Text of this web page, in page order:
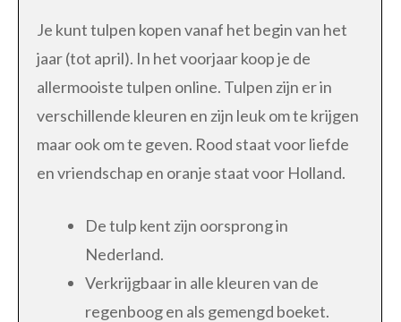
Je kunt tulpen kopen vanaf het begin van het
jaar (tot april). In het voorjaar koop je de
allermooiste tulpen online. Tulpen zijn er in
verschillende kleuren en zijn leuk om te krijgen
maar ook om te geven. Rood staat voor liefde
en vriendschap en oranje staat voor Holland.
De tulp kent zijn oorsprong in
Nederland.
Verkrijgbaar in alle kleuren van de
regenboog en als gemengd boeket.